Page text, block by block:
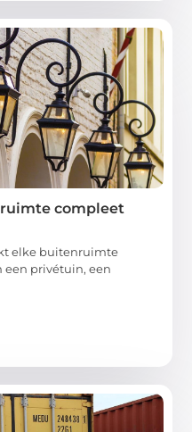
compleet
elke buitenruimte
een privétuin, een